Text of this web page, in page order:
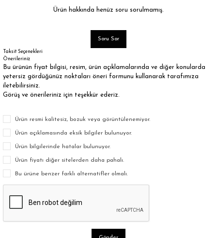
Ürün hakkında henüz soru sorulmamış.
Soru Sor
Taksit Seçenekleri
Önerileriniz
Bu ürünün fiyat bilgisi, resim, ürün açıklamalarında ve diğer konularda
yetersiz gördüğünüz noktaları öneri formunu kullanarak tarafımıza
iletebilirsiniz.
Görüş ve önerileriniz için teşekkür ederiz.
Ürün resmi kalitesiz, bozuk veya görüntülenemiyor.
Ürün açıklamasında eksik bilgiler bulunuyor.
Ürün bilgilerinde hatalar bulunuyor.
Ürün fiyatı diğer sitelerden daha pahalı.
Bu ürüne benzer farklı alternatifler olmalı.